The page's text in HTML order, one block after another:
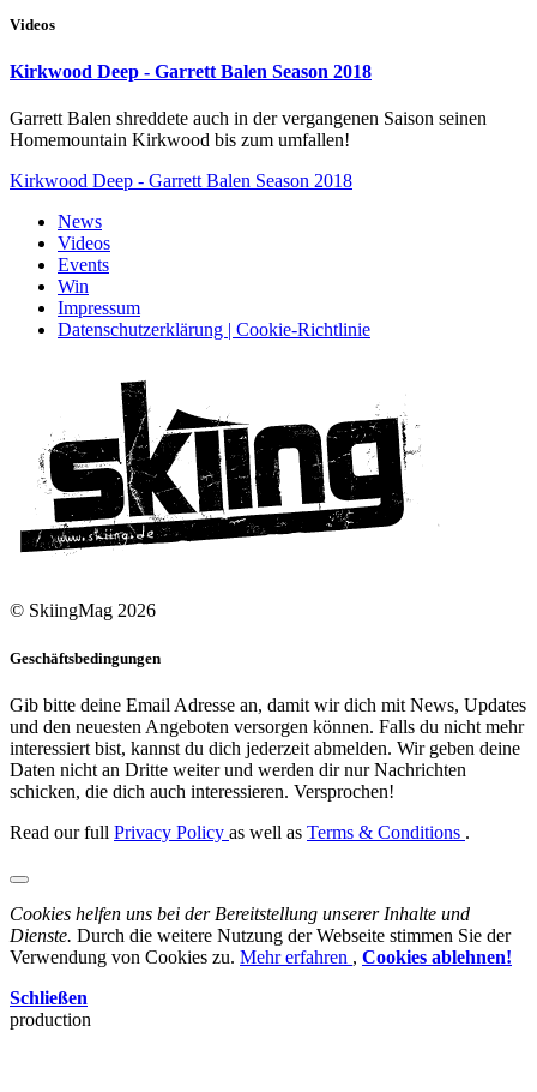
Videos
Kirkwood Deep - Garrett Balen Season 2018
Garrett Balen shreddete auch in der vergangenen Saison seinen
Homemountain Kirkwood bis zum umfallen!
Kirkwood Deep - Garrett Balen Season 2018
News
Videos
Events
Win
Impressum
Datenschutzerklärung | Cookie-Richtlinie
© SkiingMag 2026
Geschäftsbedingungen
Gib bitte deine Email Adresse an, damit wir dich mit News, Updates
und den neuesten Angeboten versorgen können. Falls du nicht mehr
interessiert bist, kannst du dich jederzeit abmelden. Wir geben deine
Daten nicht an Dritte weiter und werden dir nur Nachrichten
schicken, die dich auch interessieren. Versprochen!
Read our full Privacy Policy as well as Terms & Conditions .
Cookies helfen uns bei der Bereitstellung unserer Inhalte und
Dienste. Durch die weitere Nutzung der Webseite stimmen Sie der
Verwendung von Cookies zu. Mehr erfahren , Cookies ablehnen!
Schließen
production